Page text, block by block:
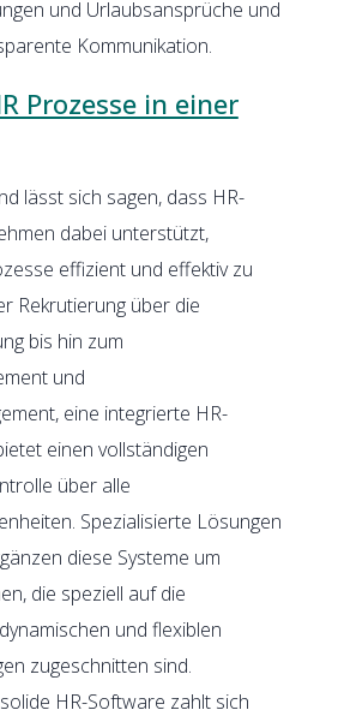
und Urlaubsansprüche und
Kommunikation.
Prozesse in einer
lässt sich sagen, dass HR-
dabei unterstützt,
effizient und effektiv zu
Rekrutierung über die
bis hin zum
und
eine integrierte HR-
einen vollständigen
über alle
Spezialisierte Lösungen
diese Systeme um
die speziell auf die
und flexiblen
zugeschnitten sind.
HR-Software zahlt sich